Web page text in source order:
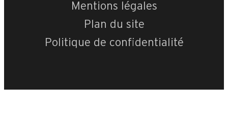
Mentions légales
Plan du site
Politique de confidentialité